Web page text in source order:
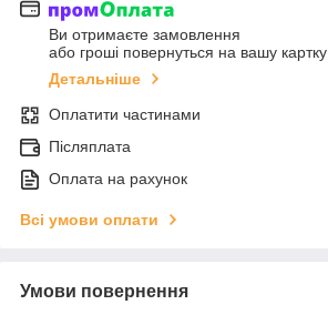
Ви отримаєте замовлення
або гроші повернуться на вашу картку
Детальніше
Оплатити частинами
Післяплата
Оплата на рахунок
Всі умови оплати
Умови повернення